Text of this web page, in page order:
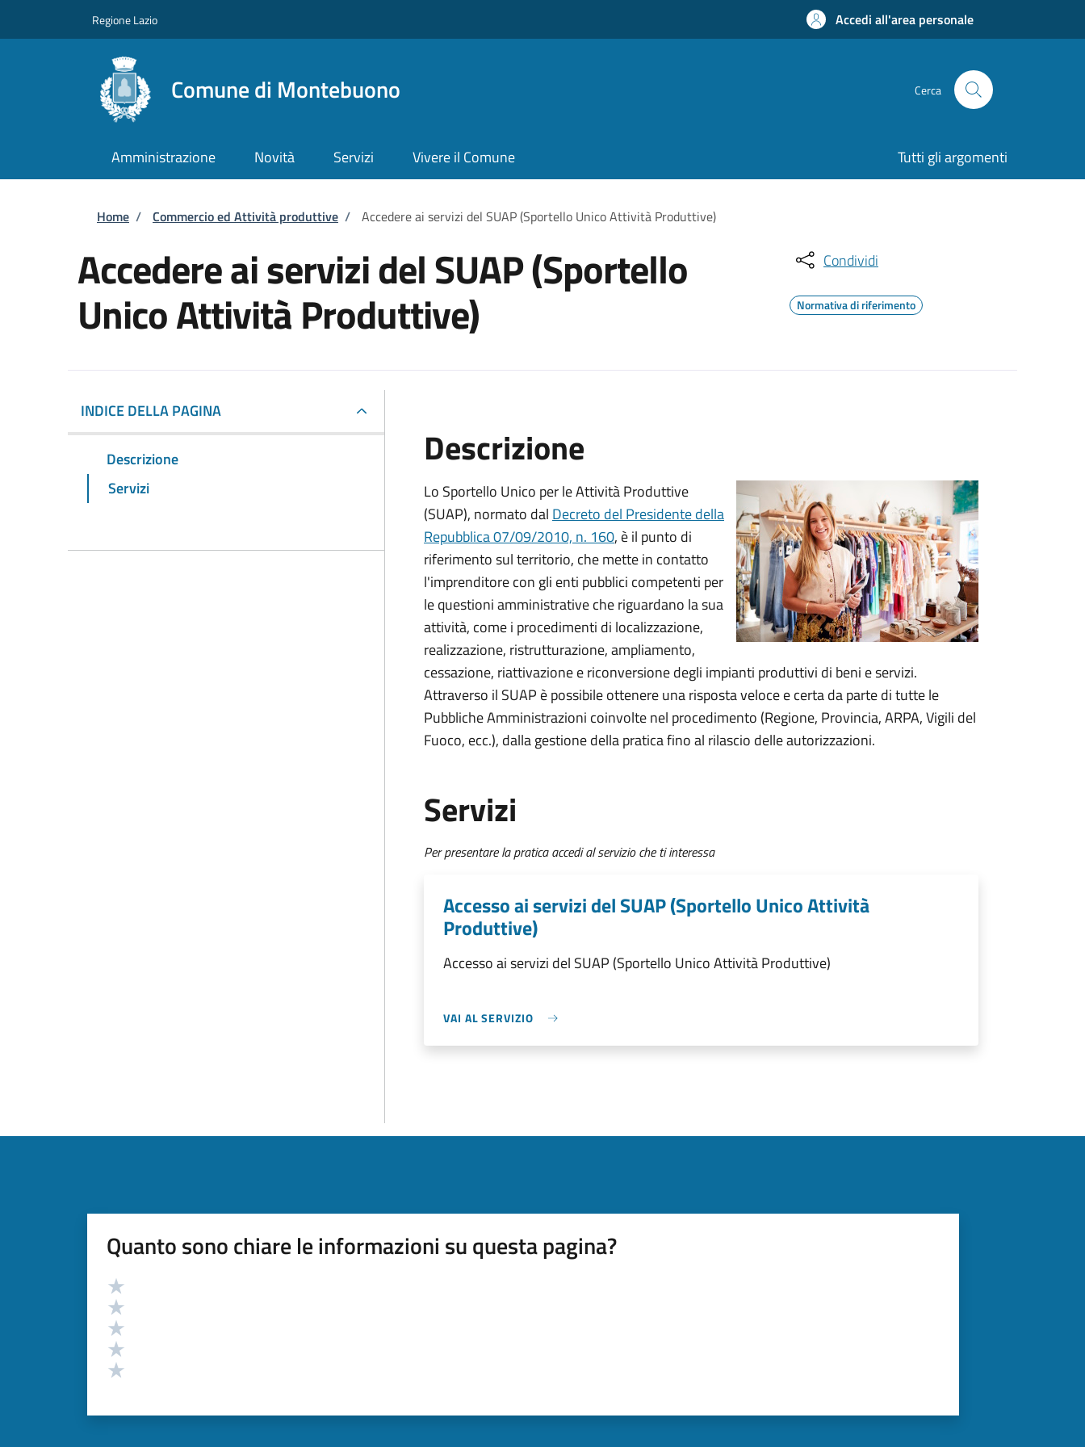
Regione Lazio Accedi all'area personale
Comune di Montebuono Cerca
Amministrazione Novità Servizi Vivere il Comune Tutti gli argomenti
Briciole di pane
Home / Commercio ed Attività produttive / Accedere ai servizi del SUAP (Sportello Unico Attività Produttive)
Accedere ai servizi del SUAP (Sportello
Unico Attività Produttive)
Condividi
Normativa di riferimento
INDICE DELLA PAGINA
Descrizione
Servizi
Descrizione
Lo Sportello Unico per le Attività Produttive
(SUAP), normato dal Decreto del Presidente della
Repubblica 07/09/2010, n. 160, è il punto di
riferimento sul territorio, che mette in contatto
l'imprenditore con gli enti pubblici competenti per
le questioni amministrative che riguardano la sua
attività, come i procedimenti di localizzazione,
realizzazione, ristrutturazione, ampliamento,
cessazione, riattivazione e riconversione degli impianti produttivi di beni e servizi.
Attraverso il SUAP è possibile ottenere una risposta veloce e certa da parte di tutte le
Pubbliche Amministrazioni coinvolte nel procedimento (Regione, Provincia, ARPA, Vigili del
Fuoco, ecc.), dalla gestione della pratica fino al rilascio delle autorizzazioni.
Servizi
Per presentare la pratica accedi al servizio che ti interessa
Accesso ai servizi del SUAP (Sportello Unico Attività
Produttive)
Accesso ai servizi del SUAP (Sportello Unico Attività Produttive)
VAI AL SERVIZIO
Quanto sono chiare le informazioni su questa pagina?
Valutazione